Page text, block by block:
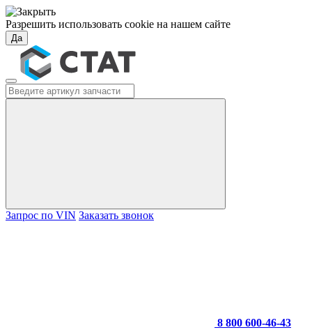
Разрешить использовать cookie на нашем сайте
Да
Запрос по VIN Заказать звонок
8 800 600-46-43